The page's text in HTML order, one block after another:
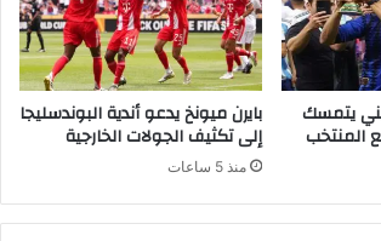
يتمسك
المنتخب
بايرن ميونخ يدعو أندية البوندسليجا
إلى تكثيف الجولات الخارجية
منذ 5 ساعات